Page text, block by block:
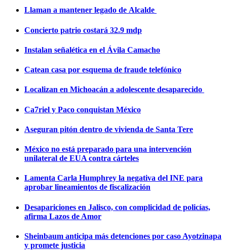
Llaman a mantener legado de Alcalde
Concierto patrio costará 32.9 mdp
Instalan señalética en el Ávila Camacho
Catean casa por esquema de fraude telefónico
Localizan en Michoacán a adolescente desaparecido
Ca7riel y Paco conquistan México
Aseguran pitón dentro de vivienda de Santa Tere
México no está preparado para una intervención
unilateral de EUA contra cárteles
Lamenta Carla Humphrey la negativa del INE para
aprobar lineamientos de fiscalización
Desapariciones en Jalisco, con complicidad de policías,
afirma Lazos de Amor
Sheinbaum anticipa más detenciones por caso Ayotzinapa
y promete justicia